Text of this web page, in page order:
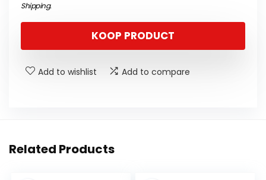
Shipping.
KOOP PRODUCT
Add to wishlist Add to compare
Related Products